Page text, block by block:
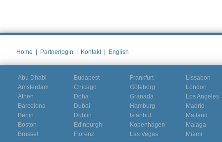
Home Partnerlogin Kontakt English
Abu Dhabi
Amsterdam
Athen
Barcelona
Berlin
Boston
Brüssel
Budapest
Chicago
Doha
Dubai
Dublin
Edinburgh
Florenz
Frankfurt
Göteborg
Granada
Hamburg
Istanbul
Kopenhagen
Las Vegas
Lissabon
London
Los Angeles
Madrid
Mailand
Malaga
Miami